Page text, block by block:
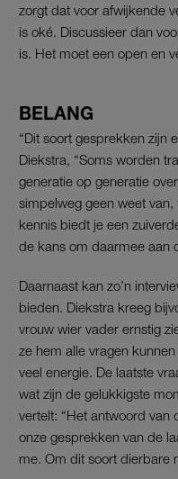
zorgt dat voor afwijkende
is oké. Discussieer dan
is. Het moet een open en
BELANG
“Dit soort gesprekken zijn
Diekstra, “Soms worden
generatie op generatie
simpelweg geen weet
kennis biedt je een
de kans om daarmee aan
Daarnaast kan zo’n
bieden. Diekstra kreeg
vrouw wier vader ernstig
ze hem alle vragen
veel energie. De laatste
wat zijn de gelukkigste
vertelt: “Het antwoord van
onze gesprekken van de
me. Om dit soort dierbare